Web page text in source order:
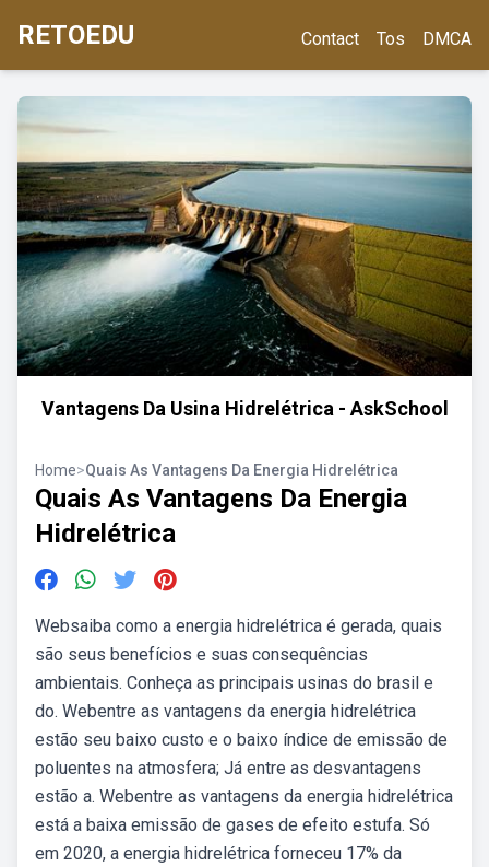
RETOEDU Contact Tos DMCA
Vantagens Da Usina Hidrelétrica - AskSchool
Home>Quais As Vantagens Da Energia Hidrelétrica
Quais As Vantagens Da Energia
Hidrelétrica
Websaiba como a energia hidrelétrica é gerada, quais
são seus benefícios e suas consequências
ambientais. Conheça as principais usinas do brasil e
do. Webentre as vantagens da energia hidrelétrica
estão seu baixo custo e o baixo índice de emissão de
poluentes na atmosfera; Já entre as desvantagens
estão a. Webentre as vantagens da energia hidrelétrica
está a baixa emissão de gases de efeito estufa. Só
em 2020, a energia hidrelétrica forneceu 17% da